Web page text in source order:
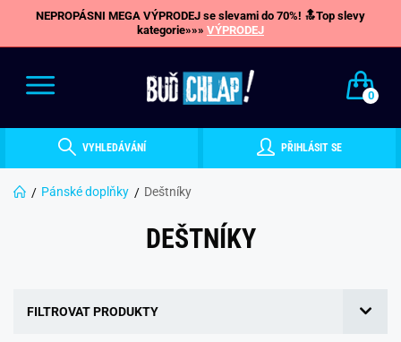
NEPROPÁSNI MEGA VÝPRODEJ se slevami do 70%! 🔝Top slevy
kategorie»»» VÝPRODEJ
0
VYHLEDÁVÁNÍ PŘIHLÁSIT SE
Pánské doplňky Deštníky
DEŠTNÍKY
FILTROVAT PRODUKTY